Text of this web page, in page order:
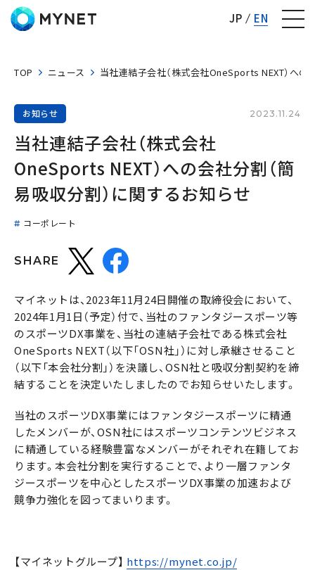
JP EN
TOP ニュース 当社連結子会社（株式会社OneSports NEXT）への
お知らせ 2023.11.24
当社連結子会社（株式会社
OneSports NEXT）への会社分割（簡
易吸収分割）に関するお知らせ
コーポレート
SHARE
マイネットは、2023年11月24日開催の取締役会において、
2024年1月1日（予定）付で、当社のファンタジースポーツ等
のスポーツDX事業を、当社の連結子会社である株式会社
OneSports NEXT（以下「OSN社」）に対し承継させること
（以下「本会社分割」）を決議し、OSN社と吸収分割契約を締
結することを決定いたしましたのでお知らせいたします。
当社のスポーツDX事業にはファンタジースポーツに精通
したメンバーが、OSN社にはスポーツコンテンツビジネス
に精通している経験豊富なメンバーがそれぞれ在籍してお
ります。本会社分割を実行することで、より一層ファンタ
ジースポーツを中心としたスポーツDX事業の加速および
競争力強化を図ってまいります。
【マイネットグループ】 https://mynet.co.jp/